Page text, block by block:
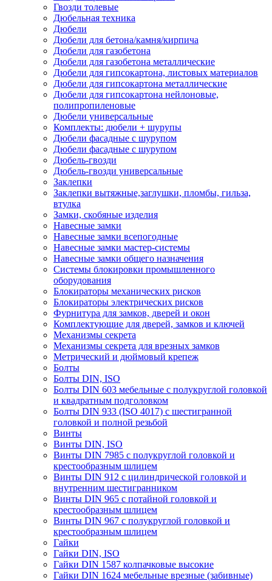
Гвозди толевые
Дюбельная техника
Дюбели
Дюбели для бетона/камня/кирпича
Дюбели для газобетона
Дюбели для газобетона металлические
Дюбели для гипсокартона, листовых материалов
Дюбели для гипсокартона металлические
Дюбели для гипсокартона нейлоновые,
полипропиленовые
Дюбели универсальные
Комплекты: дюбели + шурупы
Дюбели фасадные с шурупом
Дюбели фасадные с шурупом
Дюбель-гвозди
Дюбель-гвозди универсальные
Заклепки
Заклепки вытяжные,заглушки, пломбы, гильза,
втулка
Замки, скобяные изделия
Навесные замки
Навесные замки всепогодные
Навесные замки мастер-системы
Навесные замки общего назначения
Системы блокировки промышленного
оборудования
Блокираторы механических рисков
Блокираторы электрических рисков
Фурнитура для замков, дверей и окон
Комплектующие для дверей, замков и ключей
Механизмы секрета
Механизмы секрета для врезных замков
Метрический и дюймовый крепеж
Болты
Болты DIN, ISO
Болты DIN 603 мебельные с полукруглой головкой
и квадратным подголовком
Болты DIN 933 (ISO 4017) с шестигранной
головкой и полной резьбой
Винты
Винты DIN, ISO
Винты DIN 7985 с полукруглой головкой и
крестообразным шлицем
Винты DIN 912 с цилиндрической головкой и
внутренним шестигранником
Винты DIN 965 с потайной головкой и
крестообразным шлицем
Винты DIN 967 с полукруглой головкой и
крестообразным шлицем
Гайки
Гайки DIN, ISO
Гайки DIN 1587 колпачковые высокие
Гайки DIN 1624 мебельные врезные (забивные)